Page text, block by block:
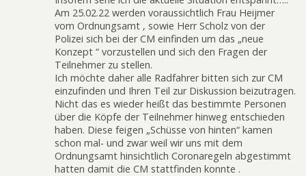
Am 25.02.22 werden voraussichtlich Frau Heijmer
vom Ordnungsamt , sowie Herr Scholz von der
Polizei sich bei der CM einfinden um das „neue
Konzept “ vorzustellen und sich den Fragen der
Teilnehmer zu stellen.
Ich möchte daher alle Radfahrer bitten sich zur CM
einzufinden und Ihren Teil zur Diskussion beizutragen.
Nicht das es wieder heißt das bestimmte Personen
über die Köpfe der Teilnehmer hinweg entschieden
haben. Diese feigen „Schüsse von hinten“ kamen
schon mal- und zwar weil wir uns mit dem
Ordnungsamt hinsichtlich Coronaregeln abgestimmt
hatten damit die CM stattfinden konnte .